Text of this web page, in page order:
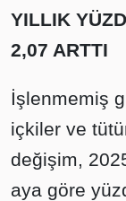
YILLIK
2,07 ARTTI
İşlenmemiş
içkiler ve
değişim,
aya göre